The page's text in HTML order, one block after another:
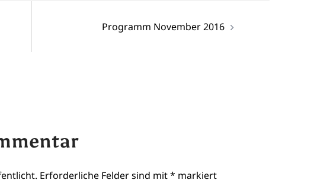
Programm November 2016
Erforderliche Felder sind mit* markiert